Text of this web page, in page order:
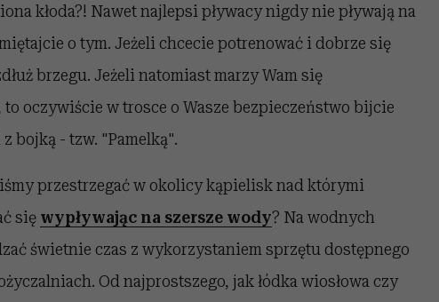
kłoda?! Nawet najlepsi pływacy nigdy nie pływają na
o tym. Jeżeli chcecie potrenować i dobrze się
brzegu. Jeżeli natomiast marzy Wam się
oczywiście w trosce o Wasze bezpieczeństwo bijcie
bojką - tzw. "Pamelką".
przestrzegać w okolicy kąpielisk nad którymi
się wypływając na szersze wody? Na wodnych
świetnie czas z wykorzystaniem sprzętu dostępnego
Od najprostszego, jak łódka wiosłowa czy